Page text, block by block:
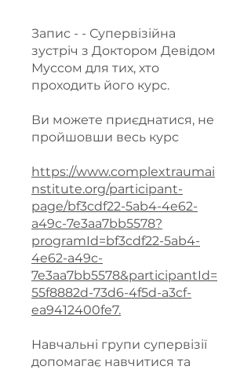
Запис - - Супервізійна
зустріч з Доктором Девідом
Муссом для тих, хто
проходить його курс.
Ви можете приєднатися, не
пройшовши весь курс
https://www.complextraumai
nstitute.org/participant-
page/bf3cdf22-5ab4-4e62-
a49c-7e3aa7bb5578?
programId=bf3cdf22-5ab4-
4e62-a49c-
7e3aa7bb5578&participantId=
55f8882d-73d6-4f5d-a3cf-
ea9412400fe7.
Навчальні групи супервізії
допомагає навчитися та